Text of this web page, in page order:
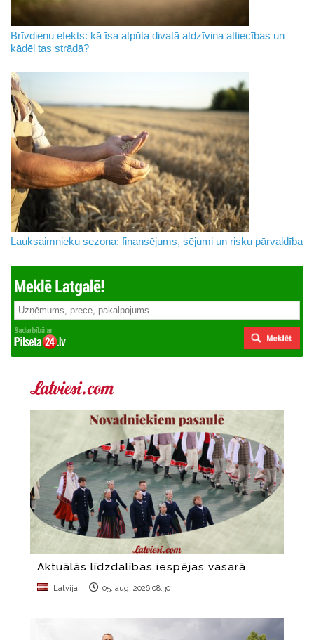
Brīvdienu efekts: kā īsa atpūta divatā atdzīvina attiecības un
kādēļ tas strādā?
Lauksaimnieku sezona: finansējums, sējumi un risku pārvaldība